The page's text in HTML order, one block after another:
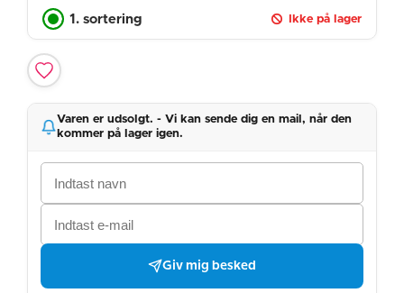
1. sortering Ikke på lager
Varen er udsolgt. - Vi kan sende dig en mail, når den
kommer på lager igen.
Giv mig besked